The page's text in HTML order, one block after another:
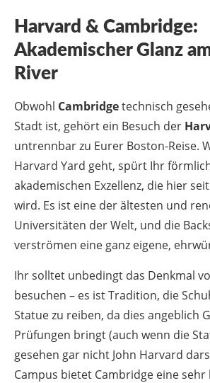
Harvard & Cambridge:
Akademischer Glanz
River
Obwohl Cambridgetechnisch
Stadt ist, gehört ein Besuch der
untrennbar zu Eurer Boston-Reise.
Harvard Yard geht, spürt Ihr
akademischen Exzellenz, die hier
wird. Es ist eine der ältesten und
Universitäten der Welt, und die
verströmen eine ganz eigene,
Ihr solltet unbedingt das Denkmal
besuchen – es ist Tradition, die
Statue zu reiben, da dies angeblich
Prüfungen bringt (auch wenn die
gesehen gar nicht John Harvard
Campus bietet Cambridge eine sehr